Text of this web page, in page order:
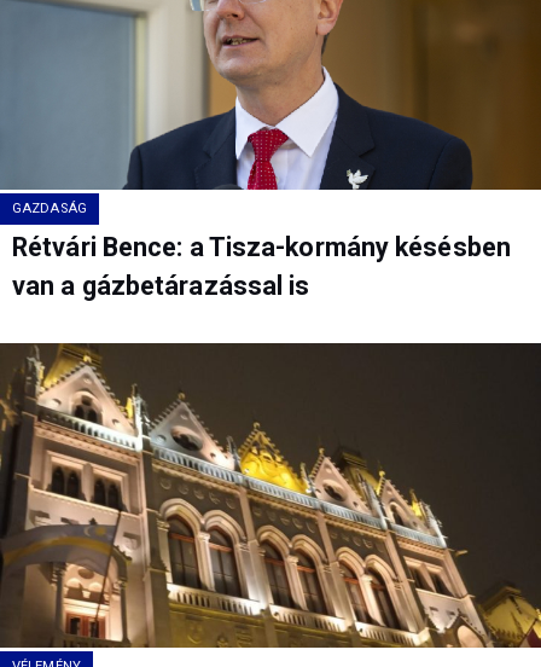
GAZDASÁG
Rétvári Bence: a Tisza-kormány késésben
van a gázbetárazással is